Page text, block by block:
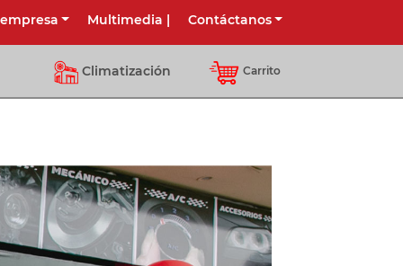
Multimedia | Contáctanos
Climatización Carrito